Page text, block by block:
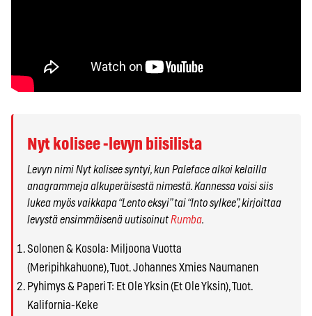
Nyt kolisee -levyn biisilista
Levyn nimi Nyt kolisee syntyi, kun Paleface alkoi kelailla
anagrammeja alkuperäisestä nimestä. Kannessa voisi siis
lukea myös vaikkapa “Lento eksyi” tai “Into sylkee”, kirjoittaa
levystä ensimmäisenä uutisoinutRumba.
Solonen & Kosola: Miljoona Vuotta
(Meripihkahuone), Tuot. Johannes Xmies Naumanen
Pyhimys & Paperi T: Et Ole Yksin (Et Ole Yksin), Tuot.
Kalifornia-Keke